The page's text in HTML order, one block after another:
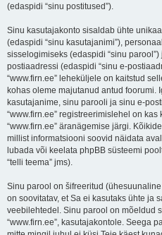
(edaspidi “sinu postitused”).
Sinu kasutajakonto sisaldab ühte
(edaspidi “sinu kasutajanimi”),
sisselogimiseks (edaspidi “sinu
postiaadressi (edaspidi “sinu e-
“www.firn.ee” leheküljele on kaitstud
kohas oleme majutanud antud foorumi.
kasutajanime, sinu parooli ja sinu e-
“www.firn.ee” registreerimislehel on
“www.firn.ee” äranägemise järgi.
millist informatsiooni soovid näidata
lubada või keelata phpBB süsteemi
“telli teema” jms).
Sinu parool on šifreeritud
on soovitatav, et Sa ei kasutaks ühte ja
veebilehtedel. Sinu parool on mõeldud
“www.firn.ee”, kasutajakontole. Seega